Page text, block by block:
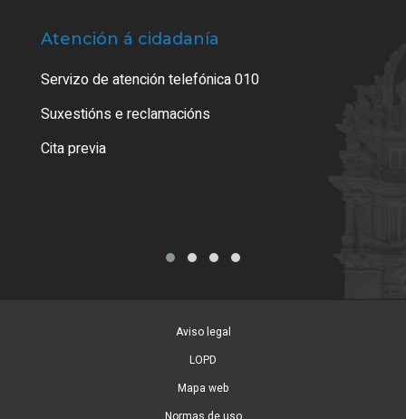
Atención á cidadanía
Servizo de atención telefónica 010
Suxestións e reclamacións
Cita previa
Aviso legal
LOPD
Mapa web